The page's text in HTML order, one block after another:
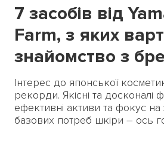
7 засобів від
Farm, з яких
знайомство з
Інтерес до японської
рекорди. Якісні та досконалі
ефективні активи та фокус на
базових потреб шкіри – ось